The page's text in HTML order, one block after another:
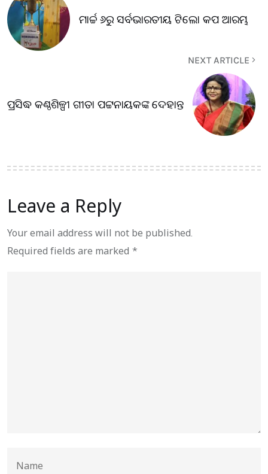
ମାର୍ଚ୍ଚ ୬ରୁ ସର୍ବଭାରତୀୟ ଟିଲୋ କପ ଆରମ୍ଭ
NEXT ARTICLE
ପ୍ରସିଦ୍ଧ କଣ୍ଠଶିଳ୍ପୀ ଗୀତା ପଟ୍ଟନାୟକଙ୍କ ଦେହାନ୍ତ
Leave a Reply
Your email address will not be published.
Required fields are marked *